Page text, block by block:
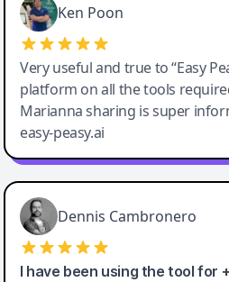
Ken Poon
Very useful and true to “Easy
platform on all the tools
Marianna sharing is super
easy-peasy.ai
Dennis Cambronero
I have been using the tool for